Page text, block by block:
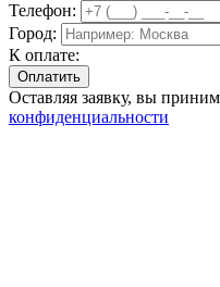
Телефон:
Город:
К оплате:
Оставляя заявку, вы
конфиденциальности